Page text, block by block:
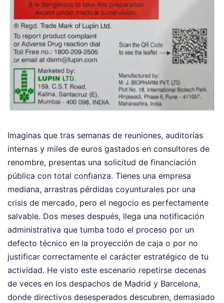
Imaginas que tras semanas de reuniones, auditorías
internas y miles de euros gastados en consultores de
renombre, presentas una solicitud de financiación
pública con total confianza. Tienes una empresa
mediana, arrastras pérdidas coyunturales por una
crisis de mercado, pero el negocio es perfectamente
salvable. Dos meses después, llega una notificación
administrativa que tumba todo el proceso por un
defecto técnico en la proyección de caja o por no
justificar correctamente el carácter estratégico de tu
actividad. He visto este escenario repetirse decenas
de veces en los despachos de Madrid y Barcelona,
donde directivos desesperados descubren, demasiado